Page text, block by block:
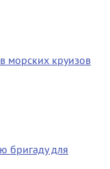
морских круизов
бригаду для